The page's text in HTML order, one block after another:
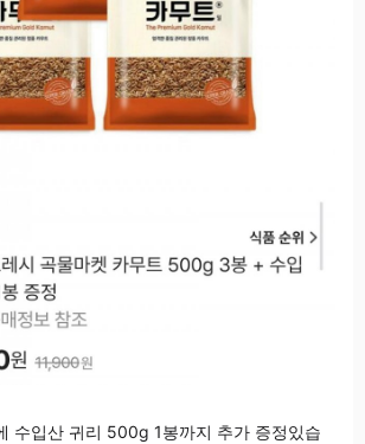
수입산 귀리 500g 1봉까지 추가 증정있습